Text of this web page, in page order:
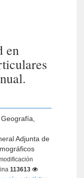
en
Adjunta de
113613